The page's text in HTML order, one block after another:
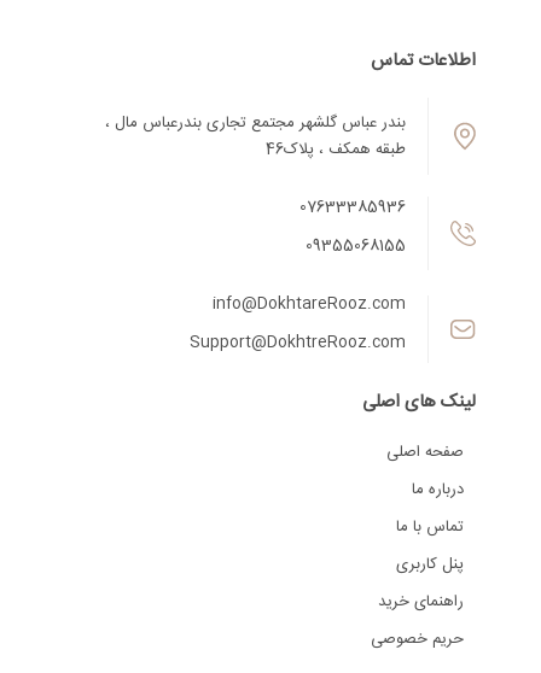
اطلاعات تماس
بندر عباس گلشهر مجتمع تجاری بندرعباس مال ،
طبقه همکف ، پلاک46
07633385936
09355068155
info@DokhtareRooz.com
Support@DokhtreRooz.com
لینک های اصلی
صفحه اصلی
درباره ما
تماس با ما
پنل کاربری
راهنمای خرید
حریم خصوصی